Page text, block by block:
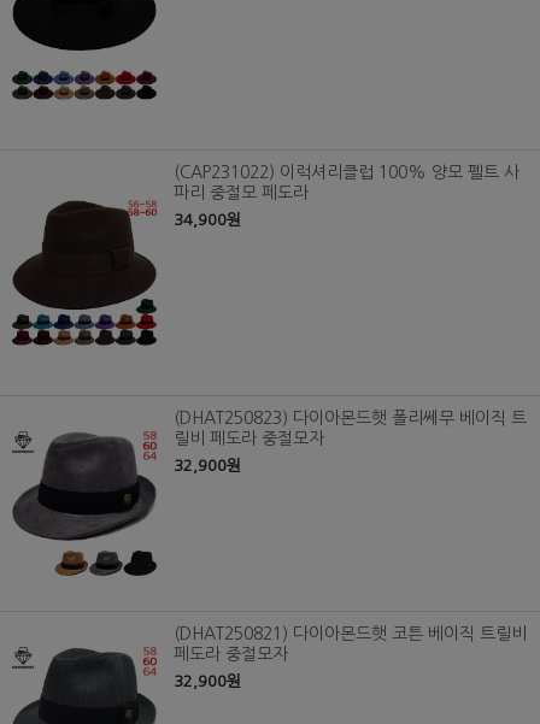
(CAP231022) 이럭셔리클럽 100% 양모 펠트 사
파리 중절모 페도라
34,900원
(DHAT250823) 다이아몬드햇 폴리쎄무 베이직 트
릴비 페도라 중절모자
32,900원
(DHAT250821) 다이아몬드햇 코튼 베이직 트릴비
페도라 중절모자
32,900원